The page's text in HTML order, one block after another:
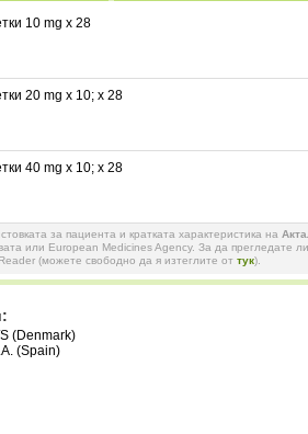
10 mg x 28
20 mg x 10; x 28
40 mg x 10; x 28
за пациента и кратката характеристика на
или European Medicines Agency. За да прегледате
(можете свободно да я изтеглите от тук).
(Denmark)
(Spain)